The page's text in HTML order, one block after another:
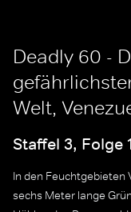
Deadly 60 -
Welt,
Staffel 3, Folge
In den Feuchtgebieten
sechs Meter lange